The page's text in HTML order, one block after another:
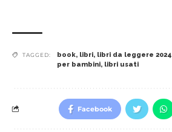
TAGGED: book, libri, libri da leggere 2024
per bambini, libri usati
Facebook